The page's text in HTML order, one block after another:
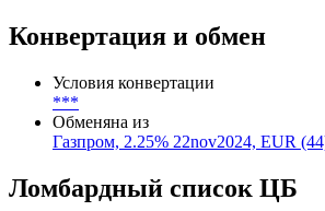
Конвертация и обмен
Условия конвертации
***
Обменяна из
Газпром, 2.25% 22nov2024, EUR
Ломбардный список ЦБ